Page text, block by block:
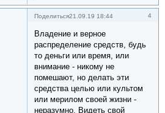
Поделиться 4
21.09.19 18:44
Владение и верное
распределение средств, будь
то деньги или время, или
внимание - никому не
помешают, но делать эти
средства целью или культом
или мерилом своей жизни -
неразумно. Видеть свой